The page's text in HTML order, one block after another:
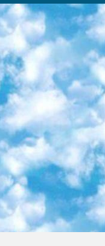
(кроме науки физического воспитания). 8. Физическая для учащихся 9 классов общесредних образовательных учреждений. Экзамены по предмету «Образование, квалификация медицина» 1-6 мая 2024 года. сотрудники перевести под присмотр (с отклонениями в физическом или умственном развитии) специализированная школа для детей, школы-интернаты и со сколиозом школы-интернаты санаторного типа для больных детей исключены). 9. Он был слепым, слабовидящим и имел нарушения опорно-двигательного аппарата. экзамены в специализированных школах и интернатах для детей должны проводиться исходя из требований, предъявляемых к общеобразовательным учреждениям (физкультура кроме науки). 10. Специализированная школа для глухих и слабослышащих детей. и экзамены в интернатах и быть реализован в виде письменного теста по математике. 11. Специальность для умственно отсталых детей. Для 9 класса Родной язык и литературное письмо Государственный язык (язык обучения – узбекский). для неклассов) написано Математическое письмо Письменная/устная история Узбекистана Физическое воспитание практично Итоговый контроль Для 11 класса Написание родного языка и литературы (эссе) Математическое письмо Узбекский язык (обучение на узбекском языке) не посещающее общее среднее образование для учреждений)/Образовательное учреждение выбор письменный и устный Иностранный язык письменный/устный Письменная/устная история Узбекистана *По выбору студента:  Химия  Физика  Основы государственного права  География 10 бесплатных образовательных ресурсов - Мы составили подборку онлайн-проектов с интерактивными